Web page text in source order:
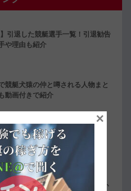
】引退した競艇選手一覧！引退勧告
や理由も紹介
競艇犬猿の仲と噂される人物まと
動画付きで紹介
証】競艇LINERの予想は凄かっ
評判・口コミを紹介
嫌われ者まとめ！ファン・選手か
×